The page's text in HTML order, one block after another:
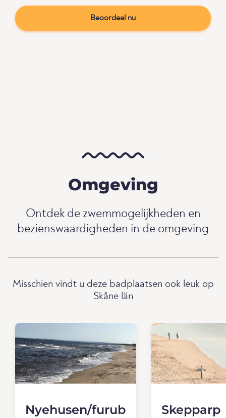
Beoordeel nu
Omgeving
Ontdek de zwemmogelijkheden en
bezienswaardigheden in de omgeving
Misschien vindt u deze badplaatsen ook leuk op
Skåne län
Nyehusen/furub
Skepparp